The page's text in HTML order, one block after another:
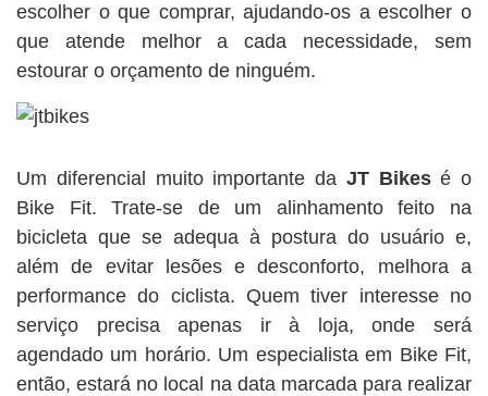
escolher o que comprar, ajudando-os a escolher o
que atende melhor a cada necessidade, sem
estourar o orçamento de ninguém.
Um diferencial muito importante da JT Bikesé o
Bike Fit. Trate-se de um alinhamento feito na
bicicleta que se adequa à postura do usuário e,
além de evitar lesões e desconforto, melhora a
performance do ciclista. Quem tiver interesse no
serviço precisa apenas ir à loja, onde será
agendado um horário. Um especialista em Bike Fit,
então, estará no local na data marcada para realizar